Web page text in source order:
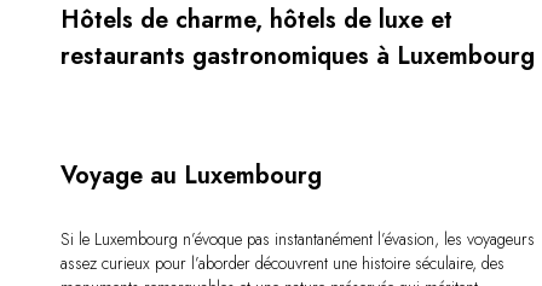
Hôtels de charme, hôtels de luxe et
restaurants gastronomiques à Luxembourg
Voyage au Luxembourg
Si le Luxembourg n’évoque pas instantanément l’évasion, les voyageurs
assez curieux pour l’aborder découvrent une histoire séculaire, des